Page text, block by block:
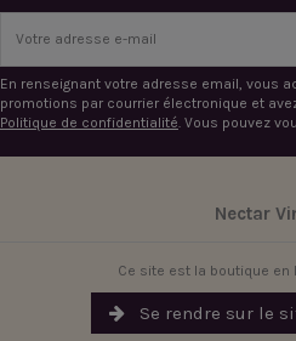
En renseignant votre adresse email, vous
promotions par courrier électronique et
Politique de confidentialité . Vous pouvez
Nectar
Ce site est la boutique en
Se rendre sur le